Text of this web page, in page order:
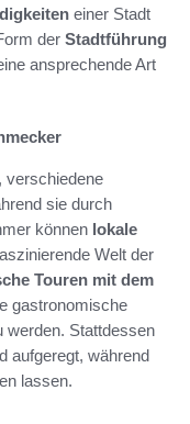
einer Stadt
der Stadtführung
ansprechende Art
verschiedene
sie durch
können lokale
Welt der
Touren mit dem
gastronomische
werden. Stattdessen
aufgeregt, während
lassen.